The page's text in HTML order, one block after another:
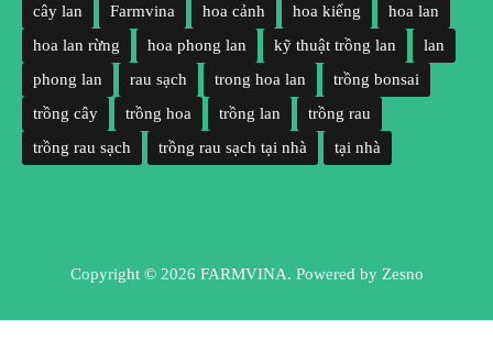
cây lan
Farmvina hoa cảnh hoa kiểng
hoa lan
hoa lan rừng
hoa phong lan kỹ thuật trồng lan
lan
phong lan
rau sạch trong hoa lan
trồng bonsai
trồng cây
trồng hoa trồng lan
trồng rau
trồng rau sạch
trồng rau sạch tại nhà tại nhà
Copyright © 2026 FARMVINA. Powered by Zesno